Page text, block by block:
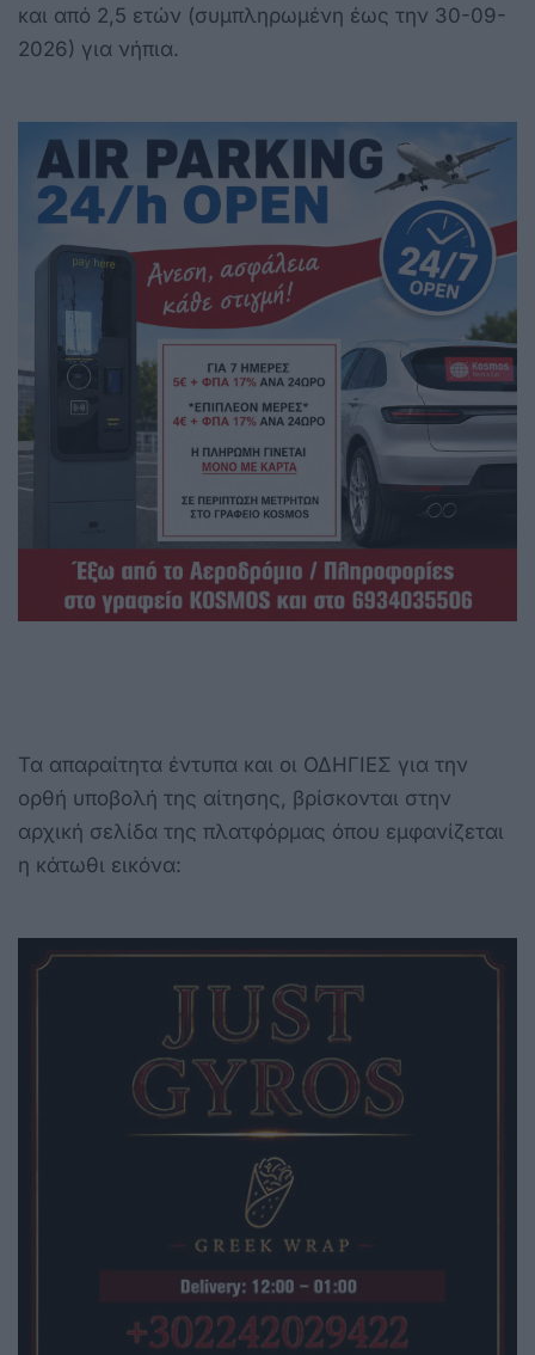
και από 2,5 ετών (συμπληρωμένη έως την 30-09-
2026) για νήπια.
Τα απαραίτητα έντυπα και οι ΟΔΗΓΙΕΣ για την
ορθή υποβολή της αίτησης, βρίσκονται στην
αρχική σελίδα της πλατφόρμας όπου εμφανίζεται
η κάτωθι εικόνα: